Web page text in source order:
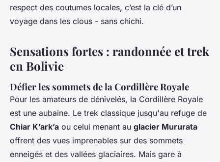
respect des coutumes locales, c’est la clé d’un
voyage dans les clous - sans chichi.
Sensations fortes : randonnée et trek
en Bolivie
Défier les sommets de la Cordillère Royale
Pour les amateurs de dénivelés, la Cordillère Royale
est une aubaine. Le trek classique jusqu'au refuge de
Chiar K’ark’a ou celui menant au glacier Mururata
offrent des vues imprenables sur des sommets
enneigés et des vallées glaciaires. Mais gare à